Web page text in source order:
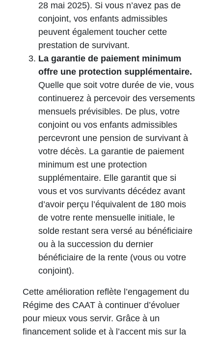
28 mai 2025). Si vous n’avez pas de
conjoint, vos enfants admissibles
peuvent également toucher cette
prestation de survivant.
La garantie de paiement minimum
offre une protection supplémentaire.
Quelle que soit votre durée de vie, vous
continuerez à percevoir des versements
mensuels prévisibles. De plus, votre
conjoint ou vos enfants admissibles
percevront une pension de survivant à
votre décès. La garantie de paiement
minimum est une protection
supplémentaire. Elle garantit que si
vous et vos survivants décédez avant
d’avoir perçu l’équivalent de 180 mois
de votre rente mensuelle initiale, le
solde restant sera versé au bénéficiaire
ou à la succession du dernier
bénéficiaire de la rente (vous ou votre
conjoint).
Cette amélioration reflète l’engagement du
Régime des CAAT à continuer d’évoluer
pour mieux vous servir. Grâce à un
financement solide et à l’accent mis sur la